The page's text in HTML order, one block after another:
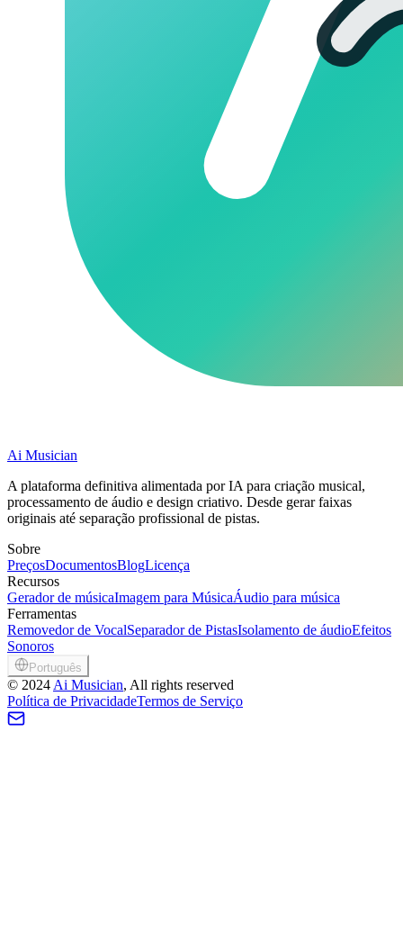
Ai Musician
A plataforma definitiva alimentada por IA para criação musical,
processamento de áudio e design criativo. Desde gerar faixas
originais até separação profissional de pistas.
Sobre
PreçosDocumentosBlogLicença
Recursos
Gerador de músicaImagem para MúsicaÁudio para música
Ferramentas
Removedor de VocalSeparador de PistasIsolamento de áudioEfeitos
Sonoros
Português
© 2024 Ai Musician, All rights reserved
Política de PrivacidadeTermos de Serviço